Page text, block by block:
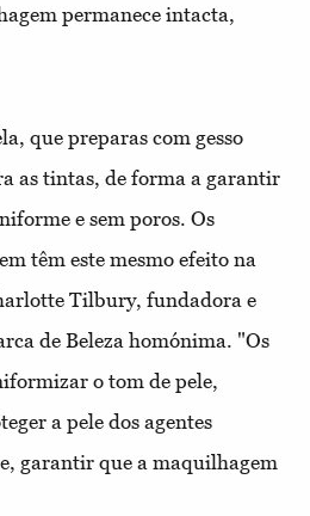
permanece intacta,
que preparas com gesso
as tintas, de forma a garantir
e sem poros. Os
têm este mesmo efeito na
Tilbury, fundadora e
de Beleza homónima. "Os
o tom de pele,
a pele dos agentes
garantir que a maquilhagem